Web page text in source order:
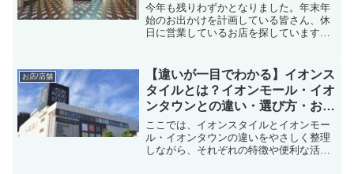
今年も残りわずかとなりました。年末年
始のお出かけを計画している皆さん、休
日に営業しているお店を探していますよ
グスポットです。イオンモールの初売り
やセールは、冬の楽しみの一...
お店/店舗
【違いが一目でわかる】イオンス
タイルとは？イオンモール・イオ
ンタウンとの違い・選び方・お得
な使い方までやさしく解説
ここでは、イオンスタイルとイオンモー
ル・イオンタウンの違いをやさしく整理
しながら、それぞれの特徴や便利な活用